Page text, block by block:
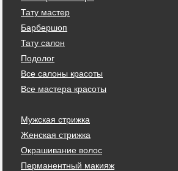
Тату мастер
Барбершоп
Тату салон
Подолог
Все салоны красоты
Все мастера красоты
Мужская стрижка
Женская стрижка
Окрашивание волос
Перманентный макияж